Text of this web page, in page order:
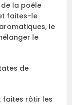
de la poêle
faites-le
le
le
de
faites rôtir les